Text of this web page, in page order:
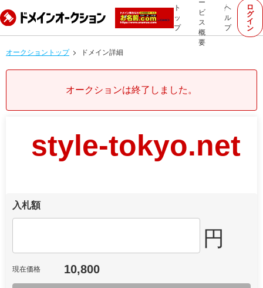
ト
ッ
プ
ー
ビ
ス
概
要
ヘ
ル
プ
ロ
グ
イ
ン
オークショントップ ドメイン詳細
オークションは終了しました。
style-tokyo.net
入札額
円
現在価格 10,800